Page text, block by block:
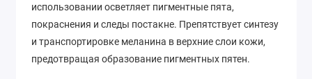
использовании осветляет пигментные пята,
покраснения и следы постакне. Препятствует синтезу
и транспортировке меланина в верхние слои кожи,
предотвращая образование пигментных пятен.